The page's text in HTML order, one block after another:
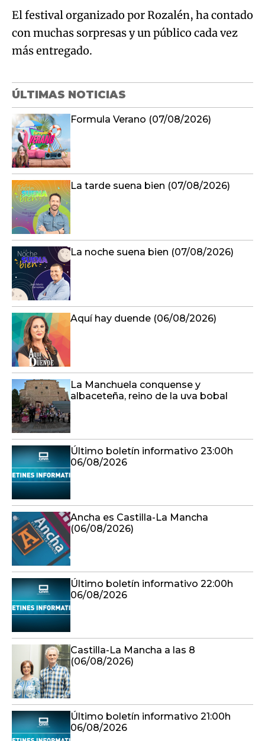
El festival organizado por Rozalén, ha contado
con muchas sorpresas y un público cada vez
más entregado.
ÚLTIMAS NOTICIAS
Formula Verano (07/08/2026)
La tarde suena bien (07/08/2026)
La noche suena bien (07/08/2026)
Aquí hay duende (06/08/2026)
La Manchuela conquense y
albaceteña, reino de la uva bobal
Último boletín informativo 23:00h
06/08/2026
Ancha es Castilla-La Mancha
(06/08/2026)
Último boletín informativo 22:00h
06/08/2026
Castilla-La Mancha a las 8
(06/08/2026)
Último boletín informativo 21:00h
06/08/2026